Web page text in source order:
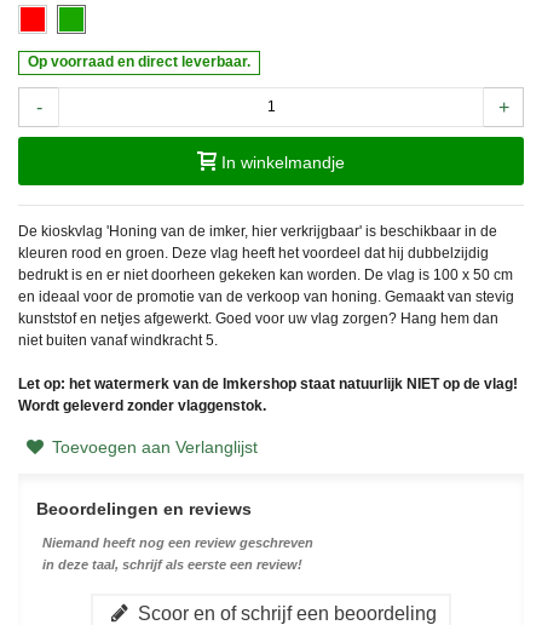
Op voorraad en direct leverbaar.
- +
In winkelmandje
De kioskvlag 'Honing van de imker, hier verkrijgbaar' is beschikbaar in de
kleuren rood en groen. Deze vlag heeft het voordeel dat hij dubbelzijdig
bedrukt is en er niet doorheen gekeken kan worden. De vlag is 100 x 50 cm
en ideaal voor de promotie van de verkoop van honing. Gemaakt van stevig
kunststof en netjes afgewerkt. Goed voor uw vlag zorgen? Hang hem dan
niet buiten vanaf windkracht 5.
Let op: het watermerk van de Imkershop staat natuurlijk NIET op de vlag!
Wordt geleverd zonder vlaggenstok.
Toevoegen aan Verlanglijst
Beoordelingen en reviews
Niemand heeft nog een review geschreven
in deze taal, schrijf als eerste een review!
Scoor en of schrijf een beoordeling